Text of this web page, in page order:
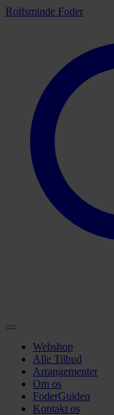
Rolfsminde Foder
Webshop
Alle Tilbud
Arrangementer
Om os
FoderGuiden
Kontakt os